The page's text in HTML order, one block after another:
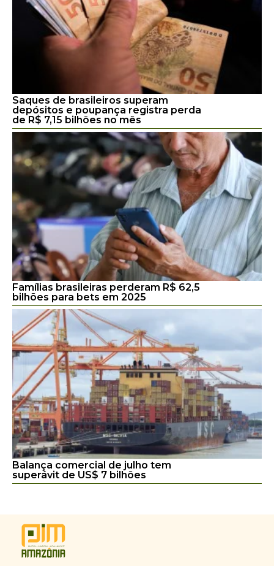
Saques de brasileiros superam
depósitos e poupança registra perda
de R$ 7,15 bilhões no mês
Famílias brasileiras perderam R$ 62,5
bilhões para bets em 2025
Balança comercial de julho tem
superávit de US$ 7 bilhões